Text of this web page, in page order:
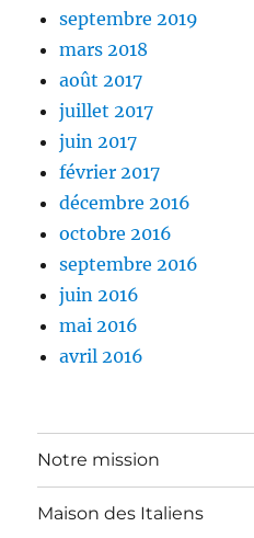
septembre 2019
mars 2018
août 2017
juillet 2017
juin 2017
février 2017
décembre 2016
octobre 2016
septembre 2016
juin 2016
mai 2016
avril 2016
Notre mission
Maison des Italiens